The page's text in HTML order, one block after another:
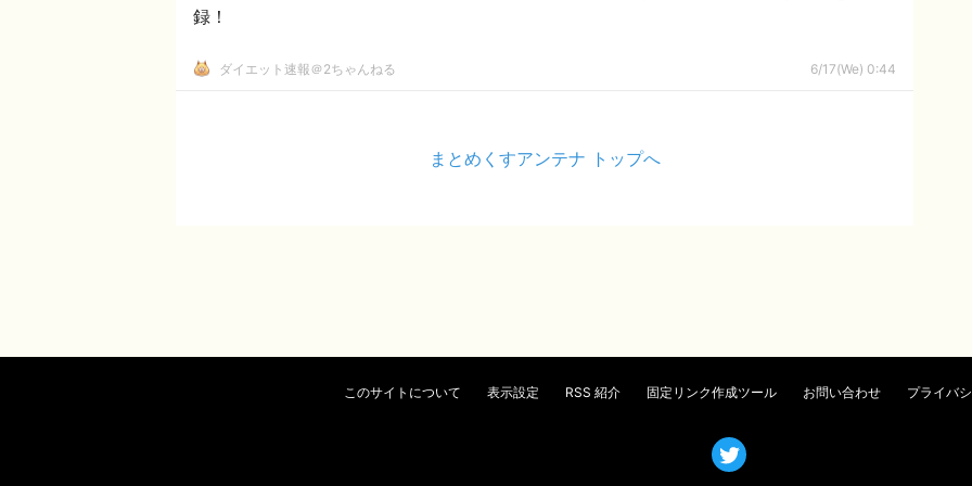
録！
ダイエット速報＠2ちゃんねる 6/17(We) 0:44
まとめくすアンテナ トップへ
このサイトについて 表示設定 RSS 紹介 固定リンク作成ツール お問い合わせ プライバ